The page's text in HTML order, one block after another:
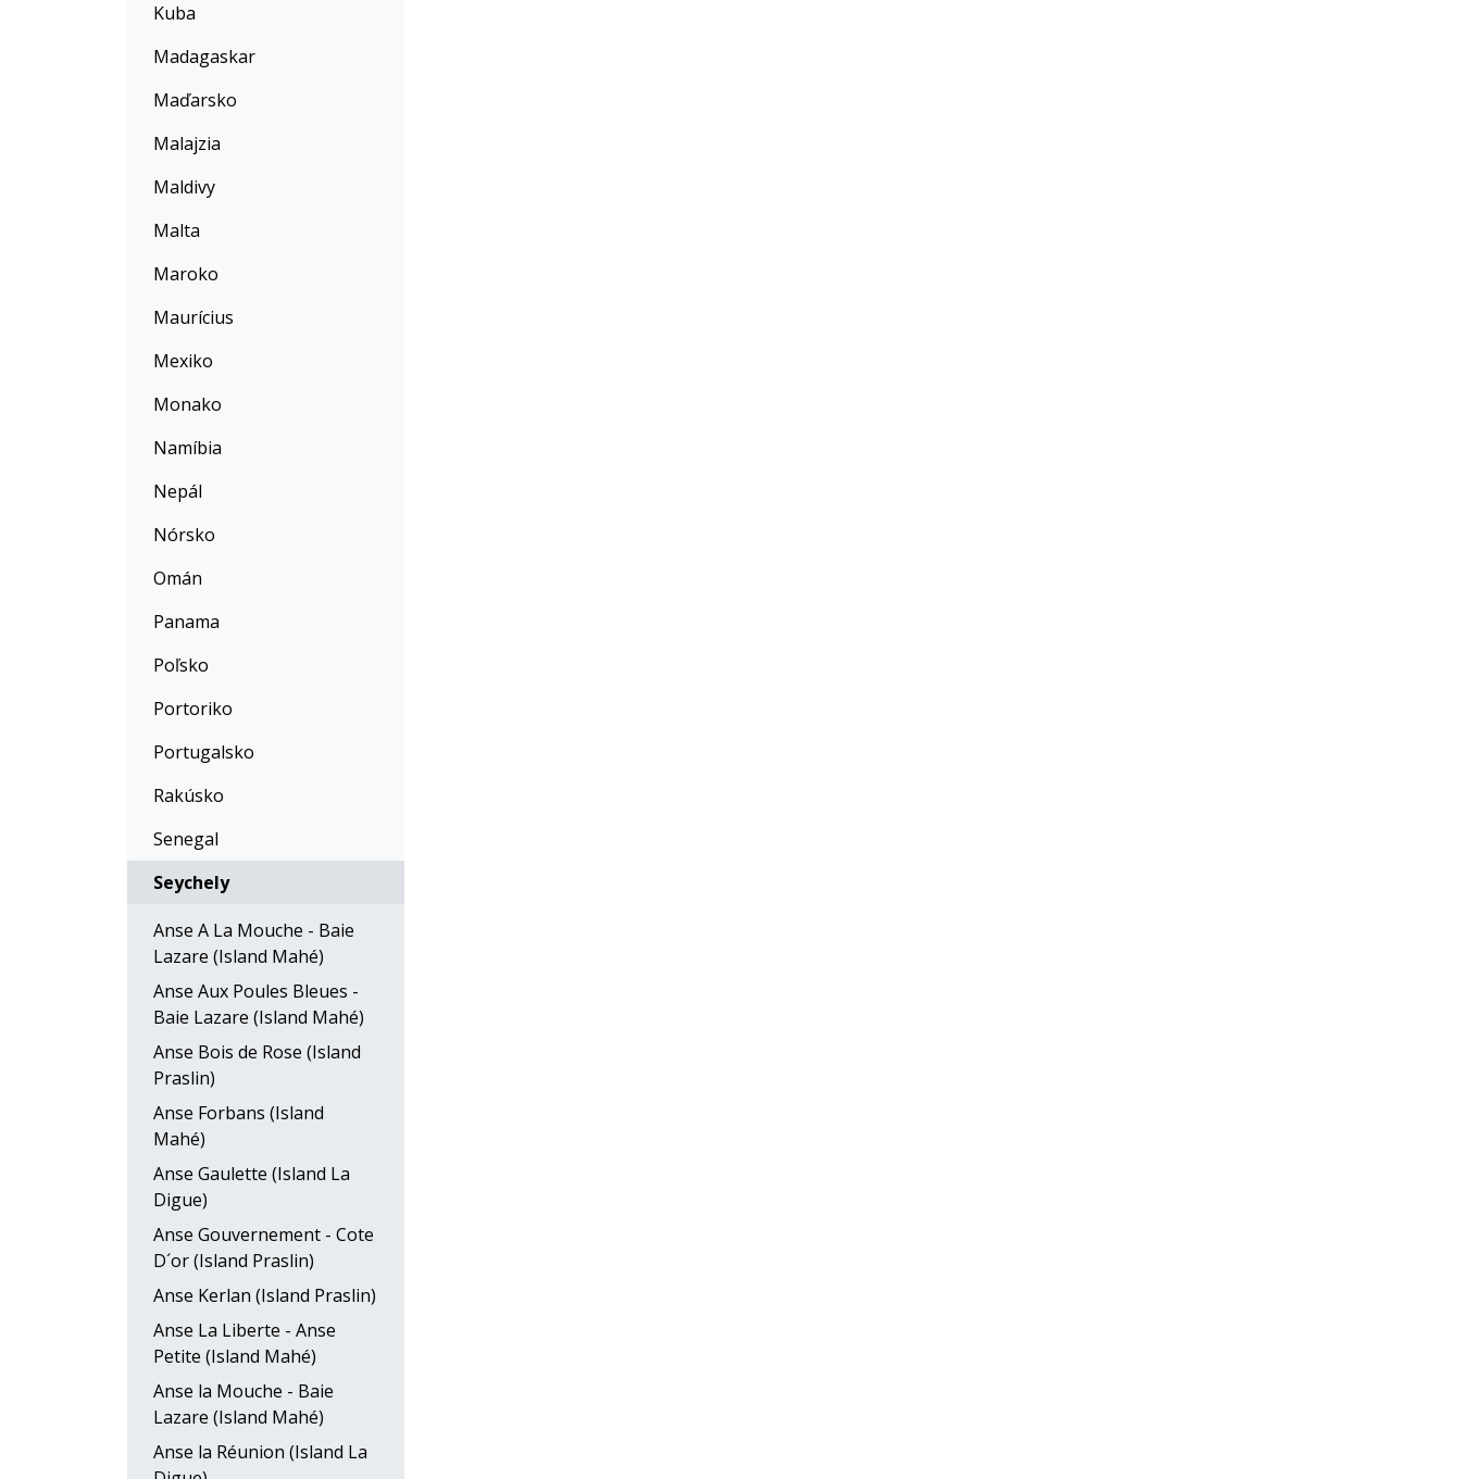
Kuba
Madagaskar
Maďarsko
Malajzia
Maldivy
Malta
Maroko
Maurícius
Mexiko
Monako
Namíbia
Nepál
Nórsko
Omán
Panama
Poľsko
Portoriko
Portugalsko
Rakúsko
Senegal
Seychely
Anse A La Mouche - Baie
Lazare (Island Mahé)
Anse Aux Poules Bleues -
Baie Lazare (Island Mahé)
Anse Bois de Rose (Island
Praslin)
Anse Forbans (Island
Mahé)
Anse Gaulette (Island La
Digue)
Anse Gouvernement - Cote
D´or (Island Praslin)
Anse Kerlan (Island Praslin)
Anse La Liberte - Anse
Petite (Island Mahé)
Anse la Mouche - Baie
Lazare (Island Mahé)
Anse la Réunion (Island La